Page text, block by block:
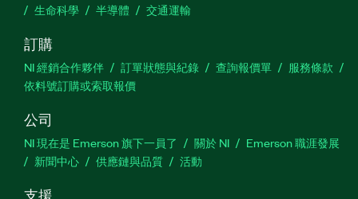
生命科學
半導體 交通運輸
訂購
NI 經銷合作夥伴 訂單狀態與紀錄 查詢報價單
服務條款
依料號訂購或索取報價
公司
NI 現在是 Emerson 旗下一員了 關於 NI
Emerson 職涯發展
新聞中心
供應鏈與品質 活動
支援